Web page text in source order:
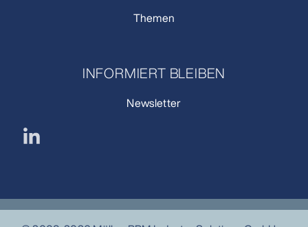
Themen
INFORMIERT BLEIBEN
Newsletter